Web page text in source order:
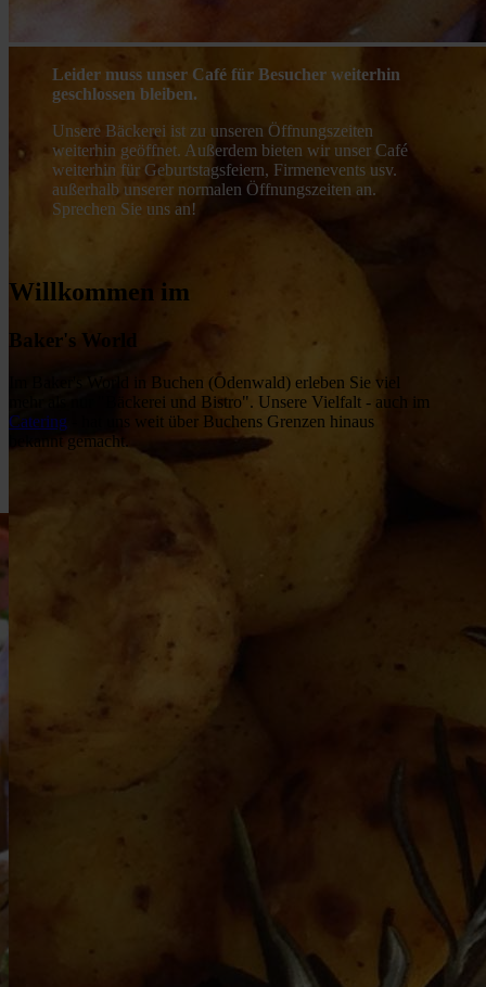
Leider muss unser Café für Besucher weiterhin
geschlossen bleiben.
Unsere Bäckerei ist zu unseren Öffnungszeiten
weiterhin geöffnet. Außerdem bieten wir unser Café
weiterhin für Geburtstagsfeiern, Firmenevents usv.
außerhalb unserer normalen Öffnungszeiten an.
Sprechen Sie uns an!
Willkommen im
Baker's World
Im Baker's World in Buchen (Odenwald) erleben Sie viel
mehr als nur "Bäckerei und Bistro". Unsere Vielfalt - auch im
Catering - hat uns weit über Buchens Grenzen hinaus
bekannt gemacht.